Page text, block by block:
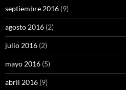
septiembre 2016 (9)
agosto 2016 (2)
julio 2016 (2)
mayo 2016 (5)
abril 2016 (9)